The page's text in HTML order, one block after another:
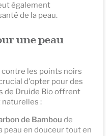
également
de la peau.
une peau
les points noirs
d'opter pour des
de Druide Bio offrent
:
de Bambou de
peau en douceur tout en